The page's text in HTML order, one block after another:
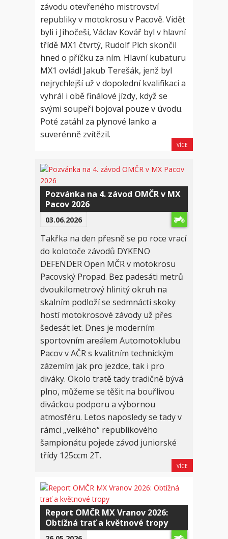
závodu otevřeného mistrovství
republiky v motokrosu v Pacově. Vidět
byli i Jihočeši, Václav Kovář byl v hlavní
třídě MX1 čtvrtý, Rudolf Plch skončil
hned o příčku za ním. Hlavní kubaturu
MX1 ovládl Jakub Terešák, jenž byl
nejrychlejší už v dopolední kvalifikaci a
vyhrál i obě finálové jízdy, když se
svými soupeři bojoval pouze v úvodu.
Poté zatáhl za plynové lanko a
suverénně zvítězil.
VÍCE
Pozvánka na 4. závod OMČR v MX
Pacov 2026
03.06.2026
Takřka na den přesně se po roce vrací
do kolotoče závodů DYKENO
DEFENDER Open MČR v motokrosu
Pacovský Propad. Bez padesáti metrů
dvoukilometrový hlinitý okruh na
skalním podloží se sedmnácti skoky
hostí motokrosové závody už přes
šedesát let. Dnes je moderním
sportovním areálem Automotoklubu
Pacov v AČR s kvalitním technickým
zázemím jak pro jezdce, tak i pro
diváky. Okolo tratě tady tradičně bývá
plno, můžeme se těšit na bouřlivou
diváckou podporu a výbornou
atmosféru. Letos naposledy se tady v
rámci „velkého“ republikového
šampionátu pojede závod juniorské
třídy 125ccm 2T.
VÍCE
Report OMČR MX Vranov 2026:
Obtížná trať a květnové tropy